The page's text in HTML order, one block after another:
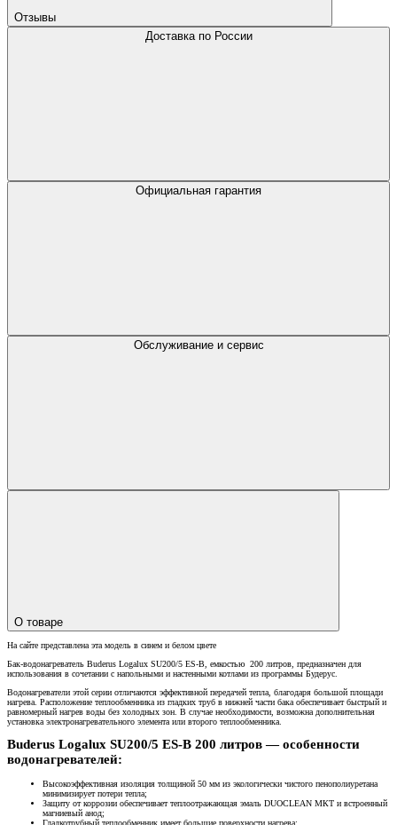
Отзывы
Доставка по России
Официальная гарантия
Обслуживание и сервис
О товаре
На сайте представлена эта модель в синем и белом цвете
Бак-водонагреватель Buderus Logalux SU200/5 ES-B, емкостью 200 литров, предназначен для
использования в сочетании с напольными и настенными котлами из программы Будерус.
Водонагреватели этой серии отличаются эффективной передачей тепла, благодаря большой площади
нагрева. Расположение теплообменника из гладких труб в нижней части бака обеспечивает быстрый и
равномерный нагрев воды без холодных зон. В случае необходимости, возможна дополнительная
установка электронагревательного элемента или второго теплообменника.
Buderus Logalux SU200/5 ES-B 200 литров — особенности
водонагревателей:
Высокоэффективная изоляция толщиной 50 мм из экологически чистого пенополиуретана
минимизирует потери тепла;
Защиту от коррозии обеспечивает теплоотражающая эмаль DUOCLEAN МКТ и встроенный
магниевый анод;
Гладкотрубный теплообменник имеет большие поверхности нагрева;